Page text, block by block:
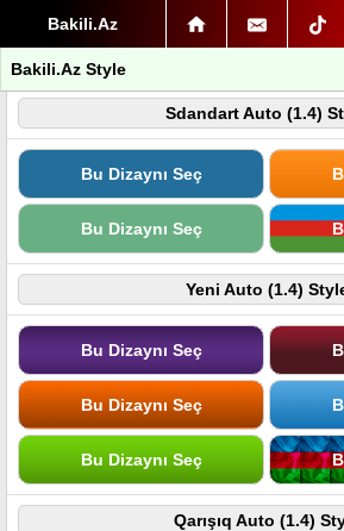
Bakili.Az
Bakili.Az Style
Sdandart Auto (1.4)
Bu Dizaynı Seç
Bu Dizaynı Seç
Yeni Auto (1.4)
Bu Dizaynı Seç
Bu Dizaynı Seç
Bu Dizaynı Seç
Qarışıq Auto (1.4)